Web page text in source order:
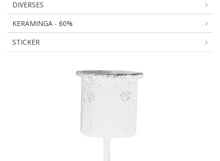
DIVERSES
KERAMINGA - 60%
STICKER
KERZENHALTER